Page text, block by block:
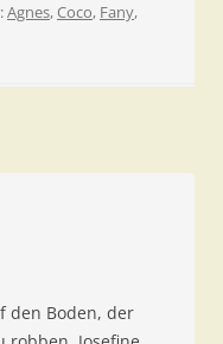
Agnes,Coco, Fany,
den Boden, der